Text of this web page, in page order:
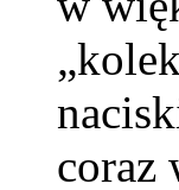
coraz